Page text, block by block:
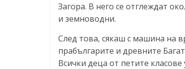
Загора. В него се отглеждат
и земноводни.
След това, сякаш с машина на
прабългарите и древните
Всички деца от петите класове